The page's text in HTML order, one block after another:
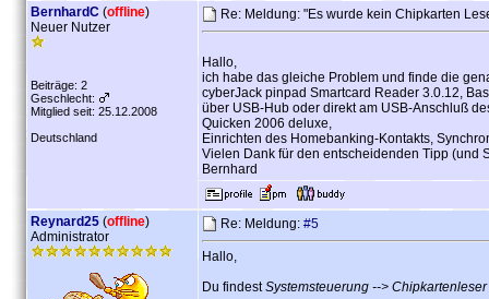
BernhardC (offline)
Neuer Nutzer
Beiträge: 2
Geschlecht:
Mitglied seit: 25.12.2008
Deutschland
Re: Meldung: "Es wurde kein Chipkarten
Hallo,
ich habe das gleiche Problem und finde die
cyberJack pinpad Smartcard Reader 3.0.12,
über USB-Hub oder direkt am USB-Anschluß
Quicken 2006 deluxe,
Einrichten des Homebanking-Kontakts,
Vielen Dank für den entscheidenden Tipp (und
Bernhard
Reynard25 (offline)
Administrator
Re: Meldung: #5
Hallo,
Du findestSystemsteuerung --> Chipkartenleser